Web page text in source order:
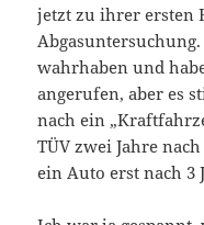
jetzt zu ihrer ersten
wahrhaben und
angerufen, aber es
nach ein
TÜV zwei Jahre
ein Auto erst nach 3